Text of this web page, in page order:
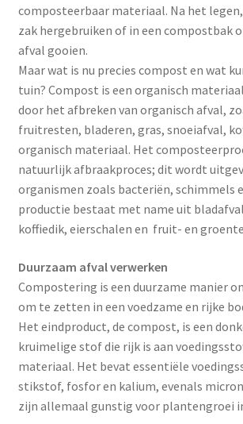
composteerbaar materiaal. Na het
zak hergebruiken of in een compostbak
afval gooien.
Maar wat is nu precies compost en wat
tuin? Compost is een organisch
door het afbreken van organisch afval,
fruitresten, bladeren, gras, snoeiafval,
organisch materiaal. Het
natuurlijk afbraakproces; dit wordt
organismen zoals bacteriën, schimmels
productie bestaat met name uit
koffiedik, eierschalen en fruit- en
Duurzaam afval verwerken
Compostering is een duurzame manier
om te zetten in een voedzame en rijke
Het eindproduct, de compost, is een
kruimelige stof die rijk is aan
materiaal. Het bevat essentiële
stikstof, fosfor en kalium, evenals
zijn allemaal gunstig voor plantengroei